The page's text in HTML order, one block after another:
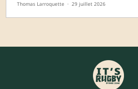
Thomas Larroquette · 29 juillet 2026